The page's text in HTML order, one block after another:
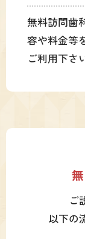
無料訪問歯
容や料金等
ご利用下さ
ご
以下の